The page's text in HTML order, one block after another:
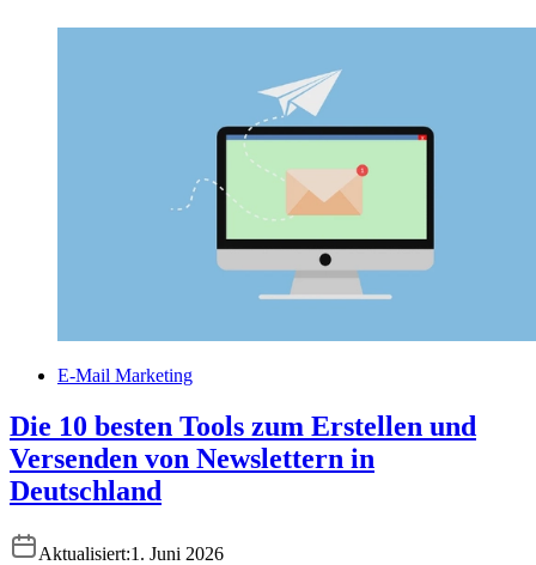
E-Mail Marketing
Die 10 besten Tools zum Erstellen und
Versenden von Newslettern in
Deutschland
Aktualisiert:1. Juni 2026